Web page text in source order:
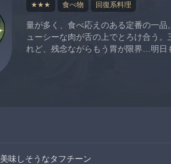
★★★ 食べ物 回復系料理
量が多く、食べ応えのある定番の一
ューシーな肉が舌の上でとろけ合う
れど、残念ながらもう胃が限界…明日
美味しそうなタフチーン